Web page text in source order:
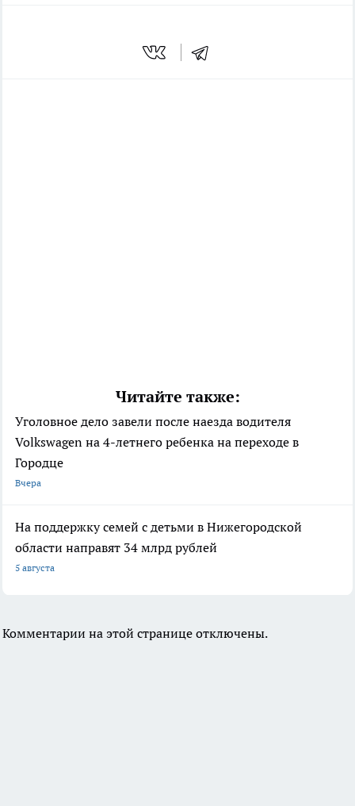
Читайте также:
Уголовное дело завели после наезда водителя
Volkswagen на 4-летнего ребенка на переходе в
Городце
Вчера
На поддержку семей с детьми в Нижегородской
области направят 34 млрд рублей
5 августа
Комментарии на этой странице отключены.